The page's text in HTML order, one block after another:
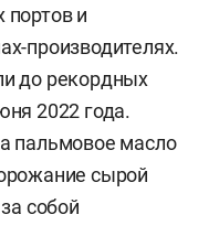
портов и
производителях.
до рекордных
2022 года.
пальмовое масло
сырой
собой